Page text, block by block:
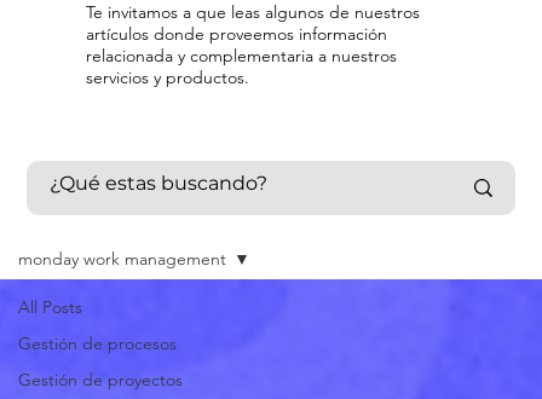
Te invitamos a que leas algunos de nuestros
artículos donde proveemos información
relacionada y complementaria a nuestros
servicios y productos.
All Posts
Gestión de procesos
Gestión de proyectos
monday work management